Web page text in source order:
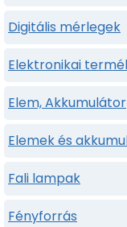
Digitális mérlegek
Elektronikai
Elem, Akkumulátor
Elemek és
Fali lampak
Fényforrás